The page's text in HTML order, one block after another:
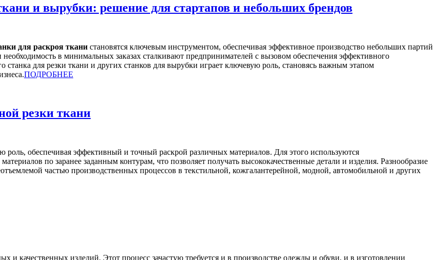
и вырубки: решение для стартапов и небольших брендов
для раскроя ткани становятся ключевым инструментом, обеспечивая эффективное производство небольших партий
в минимальных заказах сталкивают предпринимателей с вызовом обеспечения эффективного
станка для резки ткани и других станков для вырубки играет ключевую роль, становясь важным этапом
ПОДРОБНЕЕ
резки ткани
роль, обеспечивая эффективный и точный раскрой различных материалов. Для этого используются
по заранее заданным контурам, что позволяет получать высококачественные детали и изделия. Разнообразие
частью производственных процессов в текстильной, кожгалантерейной, модной, автомобильной и других
и качественных изделий. Этот процесс зачастую требуется и в производстве одежды и обуви, и в изготовлении